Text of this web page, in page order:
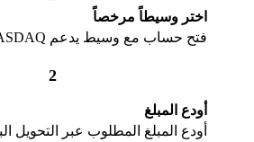
اختر وسيطاً مرخصاً
فتح حساب مع وسيط يدعم NASDAQ
2
أودع المبلغ
أودع المبلغ المطلوب عبر التحويل